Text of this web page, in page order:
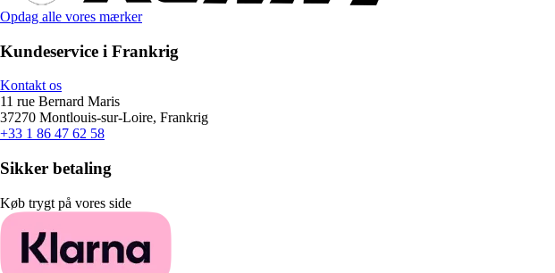
Opdag alle vores mærker
Kundeservice i Frankrig
Kontakt os
11 rue Bernard Maris
37270 Montlouis-sur-Loire, Frankrig
+33 1 86 47 62 58
Sikker betaling
Køb trygt på vores side